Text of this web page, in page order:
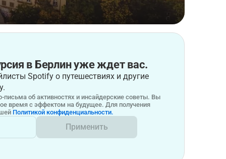
в Берлин уже ждет вас.
Spotify о путешествиях и другие
об активностях и инсайдерские советы. Вы
время с эффектом на будущее. Для получения
Политикой конфиденциальности.
Применить